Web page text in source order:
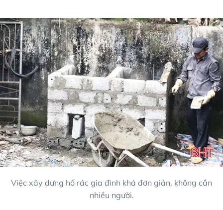
Việc xây dựng hố rác gia đình khá đơn giản, không cần
nhiều người.